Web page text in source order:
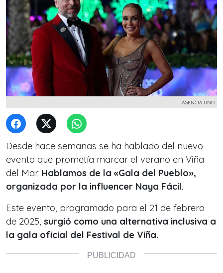
AGENCIA UNO
Desde hace semanas se ha hablado del nuevo
evento que prometía marcar el verano en Viña
del Mar. Hablamos de la «Gala del Pueblo»,
organizada por la influencer Naya Fácil.
Este evento, programado para el 21 de febrero
de 2025, surgió como una alternativa inclusiva a
la gala oficial del Festival de Viña.